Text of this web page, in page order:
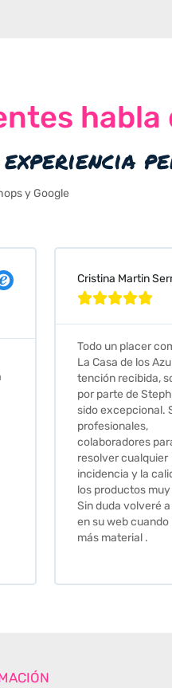
habla
y Google
Vanessa Solano

Excelente calidad
muy
sus clientes, los
recomiendo.